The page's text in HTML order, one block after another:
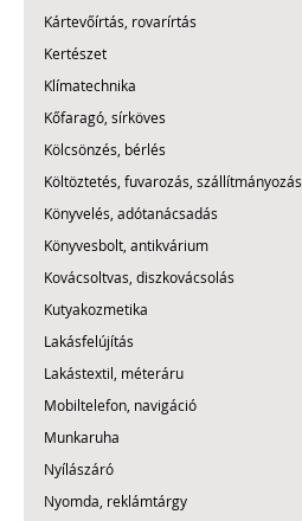
Kártevőírtás, rovarírtás
Kertészet
Klímatechnika
Kőfaragó, sírköves
Kölcsönzés, bérlés
Költöztetés, fuvarozás, szállítmányozás
Könyvelés, adótanácsadás
Könyvesbolt, antikvárium
Kovácsoltvas, diszkovácsolás
Kutyakozmetika
Lakásfelújítás
Lakástextil, méteráru
Mobiltelefon, navigáció
Munkaruha
Nyílászáró
Nyomda, reklámtárgy